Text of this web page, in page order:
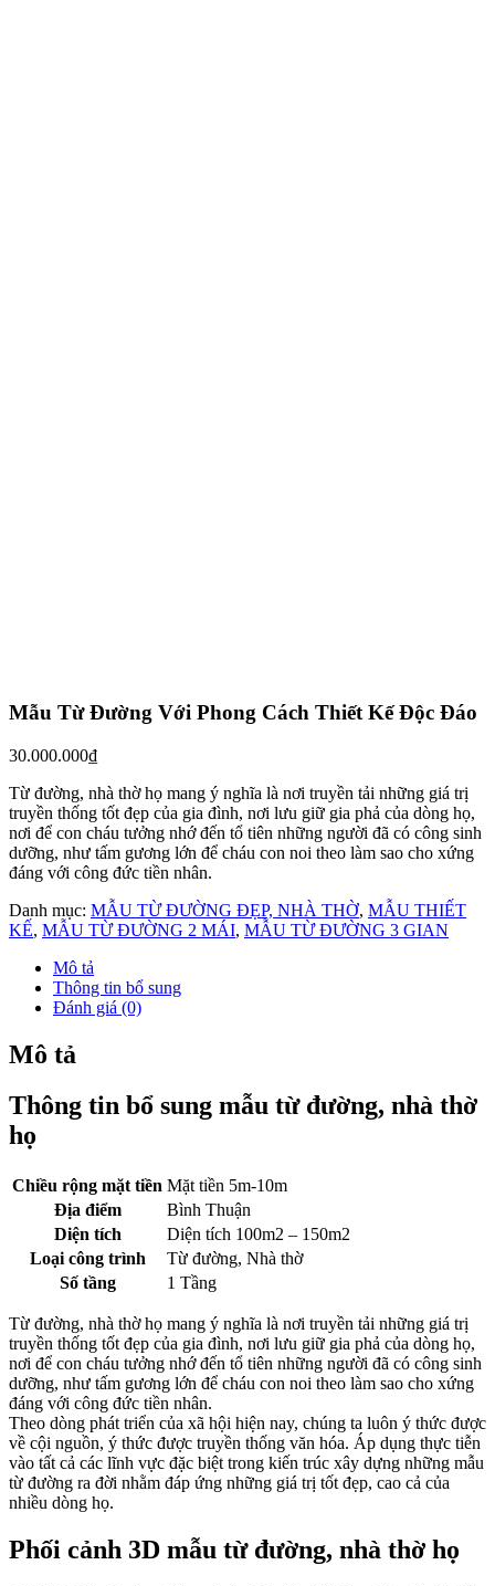
Mẫu Từ Đường Với Phong Cách Thiết Kế Độc Đáo
30.000.000₫
Từ đường, nhà thờ họ mang ý nghĩa là nơi truyền tải những giá trị
truyền thống tốt đẹp của gia đình, nơi lưu giữ gia phả của dòng họ,
nơi để con cháu tưởng nhớ đến tổ tiên những người đã có công sinh
dưỡng, như tấm gương lớn để cháu con noi theo làm sao cho xứng
đáng với công đức tiền nhân.
Danh mục: MẪU TỪ ĐƯỜNG ĐẸP, NHÀ THỜ, MẪU THIẾT
KẾ, MẪU TỪ ĐƯỜNG 2 MÁI, MẪU TỪ ĐƯỜNG 3 GIAN
Mô tả
Thông tin bổ sung
Đánh giá (0)
Mô tả
Thông tin bổ sung mẫu từ đường, nhà thờ
họ
Chiều rộng mặt tiền Mặt tiền 5m-10m
Địa điểm
Bình Thuận
Diện tích
Diện tích 100m2 – 150m2
Loại công trình
Từ đường, Nhà thờ
Số tầng
1 Tầng
Từ đường, nhà thờ họ mang ý nghĩa là nơi truyền tải những giá trị
truyền thống tốt đẹp của gia đình, nơi lưu giữ gia phả của dòng họ,
nơi để con cháu tưởng nhớ đến tổ tiên những người đã có công sinh
dưỡng, như tấm gương lớn để cháu con noi theo làm sao cho xứng
đáng với công đức tiền nhân.
Theo dòng phát triển của xã hội hiện nay, chúng ta luôn ý thức được
về cội nguồn, ý thức được truyền thống văn hóa. Áp dụng thực tiễn
vào tất cả các lĩnh vực đặc biệt trong kiến trúc xây dựng những mẫu
từ đường ra đời nhằm đáp ứng những giá trị tốt đẹp, cao cả của
nhiều dòng họ.
Phối cảnh 3D mẫu từ đường, nhà thờ họ